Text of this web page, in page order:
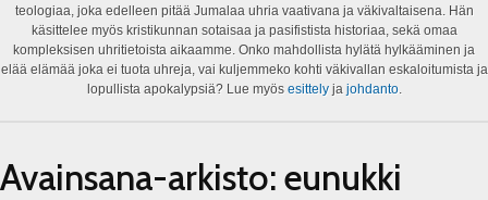
teologiaa, joka edelleen pitää Jumalaa uhria vaativana ja väkivaltaisena. Hän
käsittelee myös kristikunnan sotaisaa ja pasifistista historiaa, sekä omaa
kompleksisen uhritietoista aikaamme. Onko mahdollista hylätä hylkääminen ja
elää elämää joka ei tuota uhreja, vai kuljemmeko kohti väkivallan eskaloitumista ja
lopullista apokalypsiä? Lue myös esittelyja johdanto.
Avainsana-arkisto: eunukki